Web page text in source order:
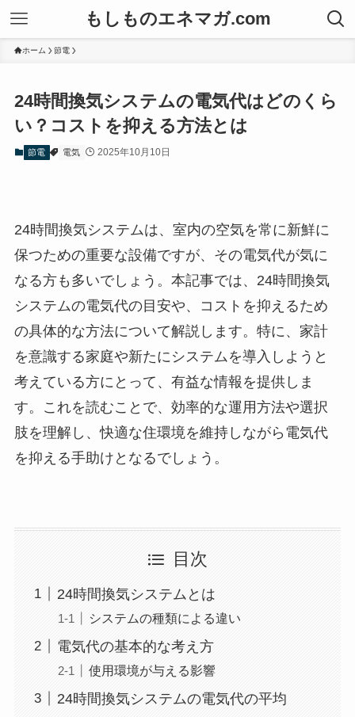
もしものエネマガ.com
ホーム 節電
24時間換気システムの電気代はどのくら
い？コストを抑える方法とは
節電 電気 2025年10月10日
24時間換気システムは、室内の空気を常に新鮮に
保つための重要な設備ですが、その電気代が気に
なる方も多いでしょう。本記事では、24時間換気
システムの電気代の目安や、コストを抑えるため
の具体的な方法について解説します。特に、家計
を意識する家庭や新たにシステムを導入しようと
考えている方にとって、有益な情報を提供しま
す。これを読むことで、効率的な運用方法や選択
肢を理解し、快適な住環境を維持しながら電気代
を抑える手助けとなるでしょう。
目次
24時間換気システムとは
システムの種類による違い
電気代の基本的な考え方
使用環境が与える影響
24時間換気システムの電気代の平均